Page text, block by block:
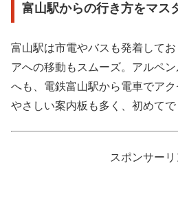
富山駅からの行き方をマス
富山駅は市電やバスも発着して
アへの移動もスムーズ。アルペ
へも、電鉄富山駅から電車でア
やさしい案内板も多く、初めてで
スポンサーリ